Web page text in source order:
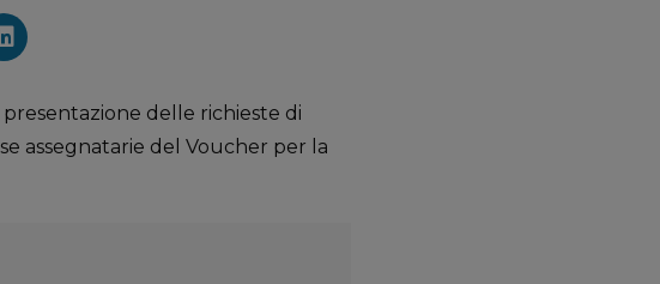
delle richieste di
assegnatarie del Voucher per la